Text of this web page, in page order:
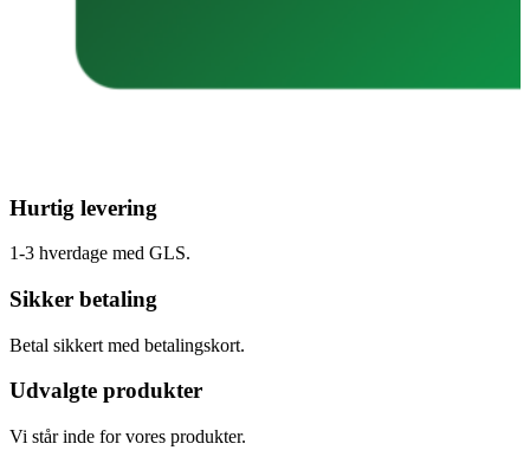
Hurtig levering
1-3 hverdage med GLS.
Sikker betaling
Betal sikkert med betalingskort.
Udvalgte produkter
Vi står inde for vores produkter.